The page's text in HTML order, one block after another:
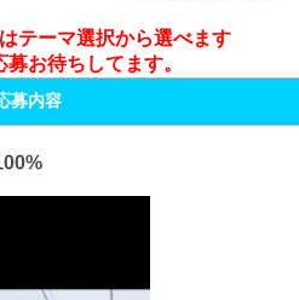
テーマ選択から選べます
お待ちしてます。
募内容